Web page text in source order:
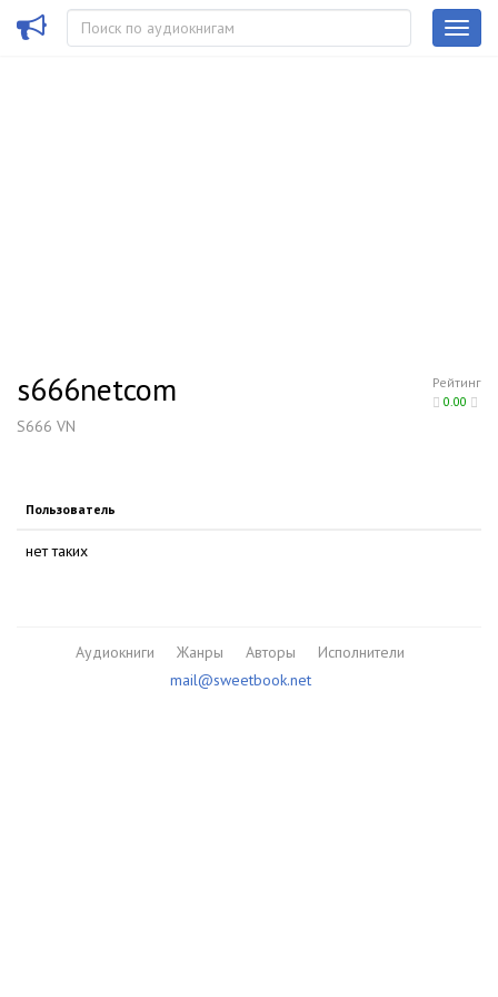
Рейтинг
0.00
s666netcom
S666 VN
Пользователь
нет таких
Аудиокниги Жанры Авторы
Исполнители
mail@sweetbook.net